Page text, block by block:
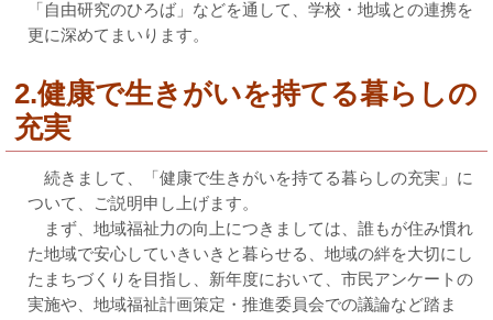
「自由研究のひろば」などを通して、学校・地域との連携を
更に深めてまいります。
2.健康で生きがいを持てる暮らしの
充実
続きまして、「健康で生きがいを持てる暮らしの充実」に
ついて、ご説明申し上げます。
まず、地域福祉力の向上につきましては、誰もが住み慣れ
た地域で安心していきいきと暮らせる、地域の絆を大切にし
たまちづくりを目指し、新年度において、市民アンケートの
実施や、地域福祉計画策定・推進委員会での議論など踏ま